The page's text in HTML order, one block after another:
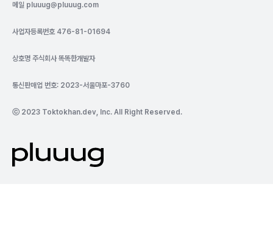
메일 pluuug@pluuug.com
사업자등록번호 476-81-01694
상호명 주식회사 똑똑한개발자
통신판매업 번호: 2023-서울마포-3760
ⓒ 2023 Toktokhan.dev, Inc. All Right Reserved.